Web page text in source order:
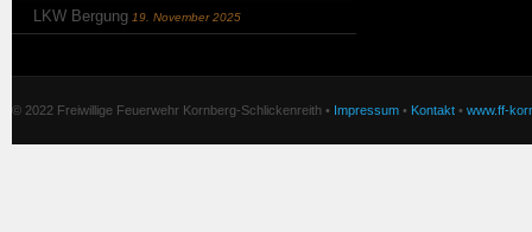
LKW Bergung 19. November 2025
© 2022 Freiwillige Feuerwehr Kornberg-Schlickenreith • Impressum • Kontakt • www.ff-